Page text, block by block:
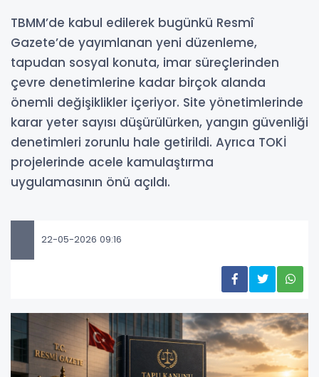
TBMM’de kabul edilerek bugünkü Resmî
Gazete’de yayımlanan yeni düzenleme,
tapudan sosyal konuta, imar süreçlerinden
çevre denetimlerine kadar birçok alanda
önemli değişiklikler içeriyor. Site yönetimlerinde
karar yeter sayısı düşürülürken, yangın güvenliği
denetimleri zorunlu hale getirildi. Ayrıca TOKİ
projelerinde acele kamulaştırma
uygulamasının önü açıldı.
22-05-2026 09:16